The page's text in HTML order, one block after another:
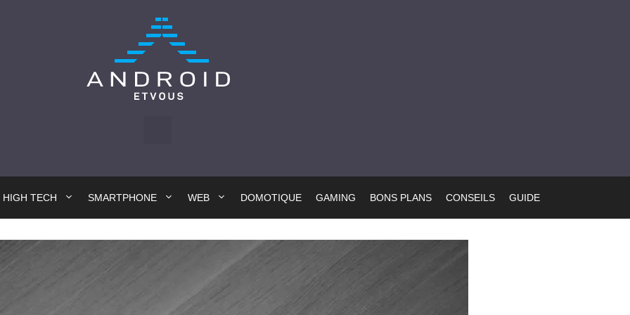
HIGH TECH SMARTPHONE WEB DOMOTIQUE GAMING BONS PLANS CONSEILS GUIDE